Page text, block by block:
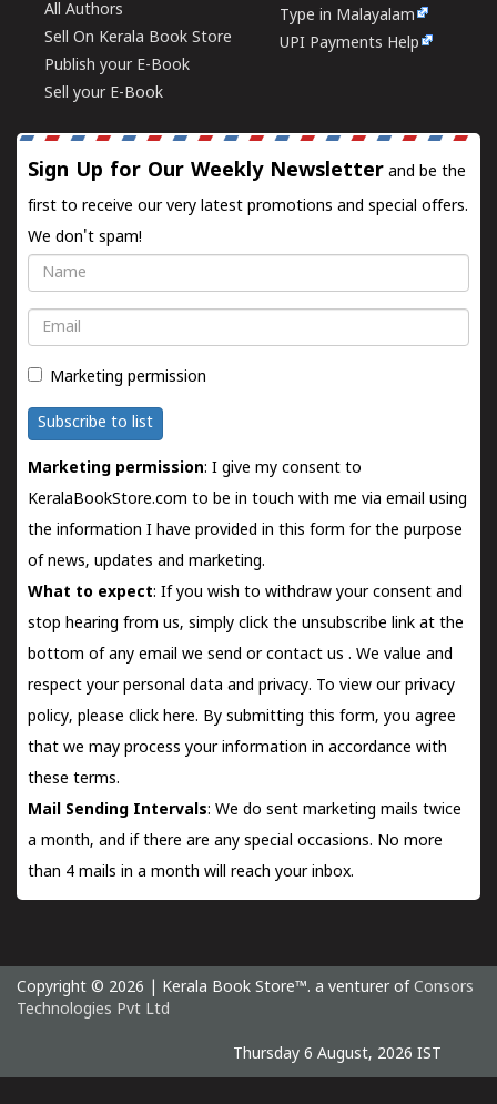
All Authors
Sell On Kerala Book Store
Publish your E-Book
Sell your E-Book
Type in Malayalam
UPI Payments Help
Sign Up for Our Weekly Newsletter and be the
first to receive our very latest promotions and special offers.
We don't spam!
Name
Email
Marketing permission
Subscribe to list
Marketing permission: I give my consent to
KeralaBookStore.com to be in touch with me via email using
the information I have provided in this form for the purpose
of news, updates and marketing.
What to expect: If you wish to withdraw your consent and
stop hearing from us, simply click the unsubscribe link at the
bottom of any email we send orcontact us . We value and
respect your personal data and privacy. To view our privacy
policy, please click here. By submitting this form, you agree
that we may process your information in accordance with
these terms.
Mail Sending Intervals: We do sent marketing mails twice
a month, and if there are any special occasions. No more
than 4 mails in a month will reach your inbox.
Copyright © 2026 | Kerala Book Store™. a venturer of Consors
Technologies Pvt Ltd
Thursday 6 August, 2026 IST